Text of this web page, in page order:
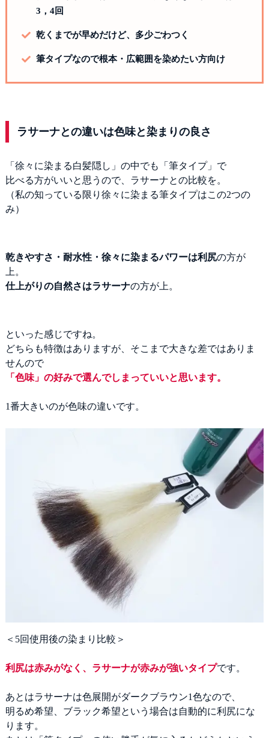
3，4回
乾くまでが早めだけど、多少ごわつく
筆タイプなので根本・広範囲を染めたい方向け
ラサーナとの違いは色味と染まりの良さ
「徐々に染まる白髪隠し」の中でも「筆タイプ」で
比べる方がいいと思うので、ラサーナとの比較を。
（私の知っている限り徐々に染まる筆タイプはこの2つの
み）
乾きやすさ・耐水性・徐々に染まるパワーは利尻の方が
上。
仕上がりの自然さはラサーナの方が上。
といった感じですね。
どちらも特徴はありますが、そこまで大きな差ではありま
せんので
「色味」の好みで選んでしまっていいと思います。
1番大きいのが色味の違いです。
＜5回使用後の染まり比較＞
利尻は赤みがなく、ラサーナが赤みが強いタイプです。
あとはラサーナは色展開がダークブラウン1色なので、
明るめ希望、ブラック希望という場合は自動的に利尻にな
ります。